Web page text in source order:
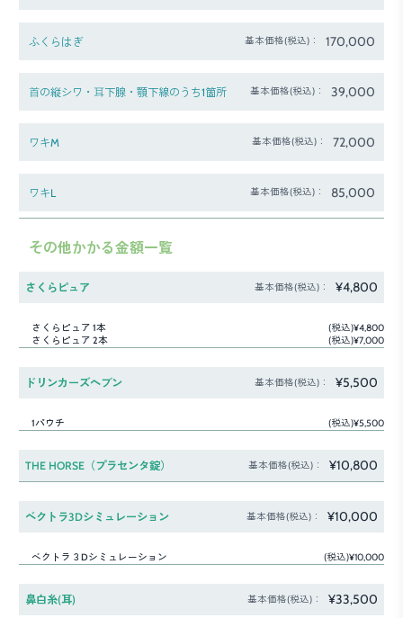
ふくらはぎ 基本価格(税込)： 170,000
⾸の縦シワ・⽿下腺・顎下線のうち1箇所 基本価格(税込)： 39,000
ワキM 基本価格(税込)： 72,000
ワキL 基本価格(税込)： 85,000
その他かかる金額一覧
さくらピュア 基本価格(税込)： ¥4,800
さくらピュア 1本
(税込)¥4,800
さくらピュア 2本
(税込)¥7,000
ドリンカーズヘブン 基本価格(税込)： ¥5,500
1パウチ (税込)¥5,500
THE HORSE（プラセンタ錠） 基本価格(税込)： ¥10,800
ベクトラ3Dシミュレーション 基本価格(税込)： ¥10,000
ベクトラ３Dシミュレーション (税込)¥10,000
鼻白糸(耳) 基本価格(税込)： ¥33,500